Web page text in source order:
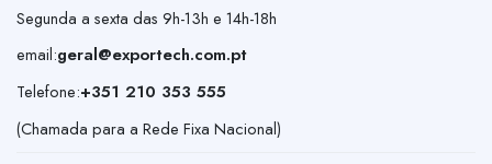
Segunda a sexta das 9h-13h e 14h-18h
email:geral@exportech.com.pt
Telefone:+351 210 353 555
(Chamada para a Rede Fixa Nacional)